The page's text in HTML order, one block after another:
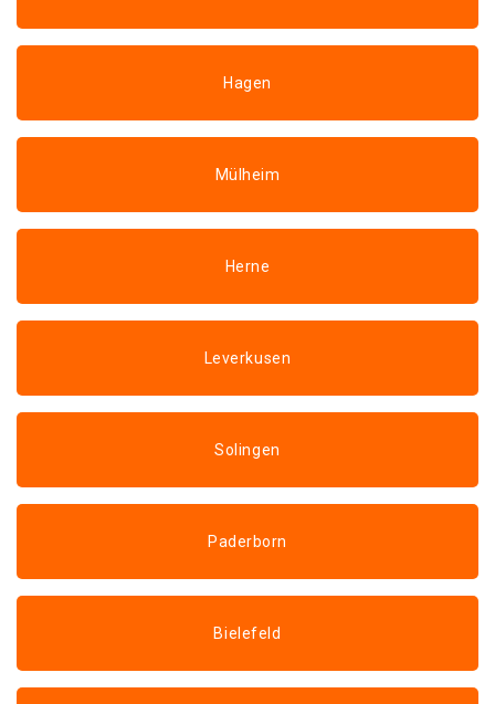
Hagen
Mülheim
Herne
Leverkusen
Solingen
Paderborn
Bielefeld